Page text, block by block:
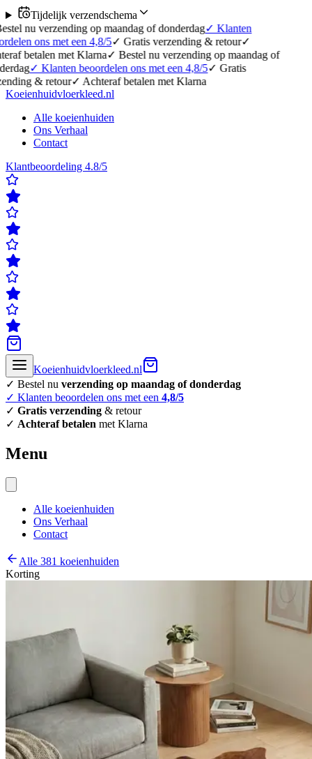
Tijdelijk verzendschema
op maandag of donderdag✓Klanten
een 4,8/5✓Gratis verzending & retour✓
met Klarna ✓Bestel nu verzending op maandag of
beoordelen ons met een 4,8/5✓Gratis
✓ Achteraf betalen met Klarna
Koeienhuidvloerkleed.nl
Alle koeienhuiden
Ons Verhaal
Contact
Klantbeoordeling 4.8/5
Koeienhuidvloerkleed.nl
✓ Bestel nu verzending op maandag of donderdag
✓ Klanten beoordelen ons met een 4,8/5
✓ Gratis verzending & retour
✓ Achteraf betalen met Klarna
Menu
Alle koeienhuiden
Ons Verhaal
Contact
Alle 381 koeienhuiden
Korting